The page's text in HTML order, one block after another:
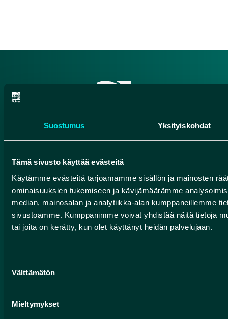
Suostumus Yksityiskohdat
Tämä sivusto käyttää evästeitä
Käytämme evästeitä tarjoamamme sisällön ja mainosten
ominaisuuksien tukemiseen ja kävijämäärämme
median, mainosalan ja analytiikka-alan kumppaneillemme
sivustoamme. Kumppanimme voivat yhdistää näitä tietoja
tai joita on kerätty, kun olet käyttänyt heidän palvelujaan.
valinta
Välttämätön
Mieltymykset
METSÄHALLITUKSEN
RETKEILYNEUVONTA
Rokuan kansallispuisto, Oulujärven retkeilyalue,
Liimanninkoski
Yhteydenotot
Pohjolan rengastie